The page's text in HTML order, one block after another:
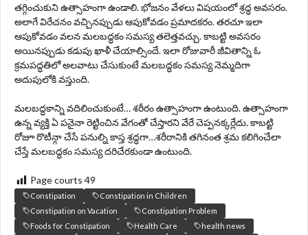
తగ్గించుకుని ఉత్సాహంగా ఉండాలి. భోజనం వేళలు విషయంలో శ్రద్ధ అవసరం.
అలాగే విరేచనం వచ్చినప్పుడు ఆపుకోవడం ప్రమాదకరం. తరచూ ఇలా
ఆపుకోవడం వలన మలబద్ధకం సమస్య తలెత్తవచ్చు. కాబట్టి అవసరం
అయినప్పుడు కడుపు ఖాళీ చేయాల్సిందే. ఇలా రోజువారీ జీవితాన్ని ఓ
క్రమపద్ధతిలో అలవాటు చేసుకుంటే మలబద్ధకం సమస్య నెమ్మదిగా
అదుపులోకి వస్తుంది.
మలబద్ధకాన్ని వదిలించుకుంటే… శరీరం ఉత్సాహంగా ఉంటుంది. ఉత్సాహంగా
ఉన్న వ్యక్తి ఏ పనైనా రెట్టించిన వేగంతో చేస్తారని వేరే చెప్పనక్కర్లేదు. కాబట్టి
రోజూ రొటీన్గా చేసే పనుల్ని కాస్త శ్రద్ధగా…శరీరానికి తగినంత శ్రమ కలిగించేలా
చేస్తే మలబద్ధకం సమస్య దరిచేరకుండా ఉంటుంది.
Page courts 49
Constipation
Constipation in Children
Constipation on Vacation
Constipation Problem
Foods for Constipation
Health Care
health news